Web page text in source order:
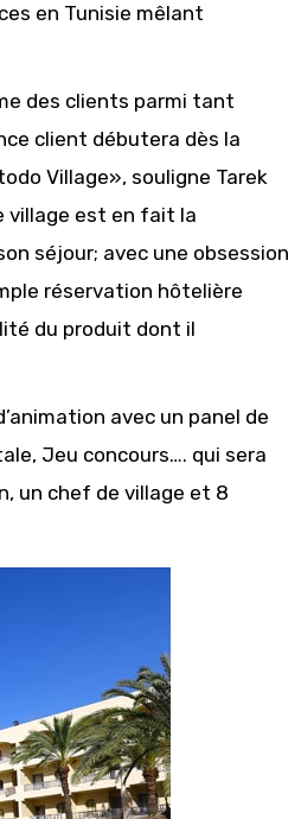
en Tunisie mêlant
des clients parmi tant
client débutera dès la
Village», souligne Tarek
village est en fait la
séjour; avec une obsession
réservation hôtelière
du produit dont il
avec un panel de
Jeu concours…. qui sera
un chef de village et 8